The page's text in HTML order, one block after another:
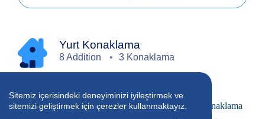
Yurt Konaklama
8 Addition 3 Konaklama
Öğrenciyseniz üniversitelerin çoğu size yurtlarda konaklama
Sitemiz içerisindeki deneyiminizi iyileştirmek ve
sitemizi geliştirmek için çerezler kullanmaktayız.